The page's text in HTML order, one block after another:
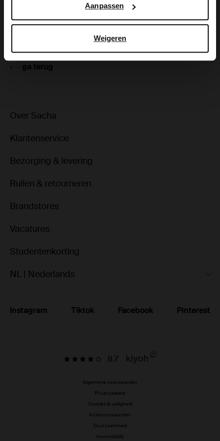
Aanpassen
Weigeren
Product details
Bezorgen & retour
ga terug
Over Sacha
Klantenservice
Bezorging & levering
Ruilen & retourneren
Brandstores
Vacatures
Studentenkorting
NL | Nederlands
Instagram Tiktok Facebook Pinterest
8.7
Algemene voorwaarden
Privacybeleid
Cookies & veiligheid
Actievoorwaarden
Duurzaamheid
Accessibility